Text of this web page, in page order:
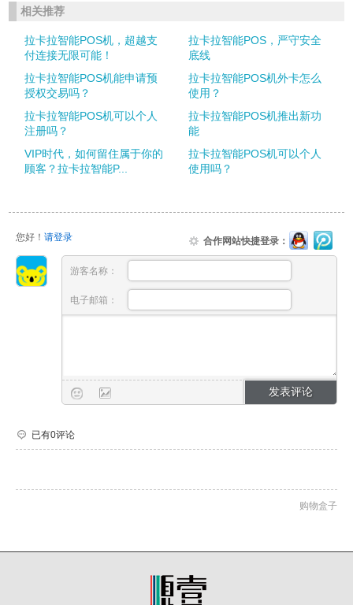
相关推荐
拉卡拉智能POS机，超越支
付连接无限可能！
拉卡拉智能POS，严守安全
底线
拉卡拉智能POS机能申请预
授权交易吗？
拉卡拉智能POS机外卡怎么
使用？
拉卡拉智能POS机可以个人
注册吗？
拉卡拉智能POS机推出新功
能
VIP时代，如何留住属于你的
顾客？拉卡拉智能P...
拉卡拉智能POS机可以个人
使用吗？
您好！ 请登录 合作网站快捷登录：
游客名称：
电子邮箱：
已有0评论
购物盒子